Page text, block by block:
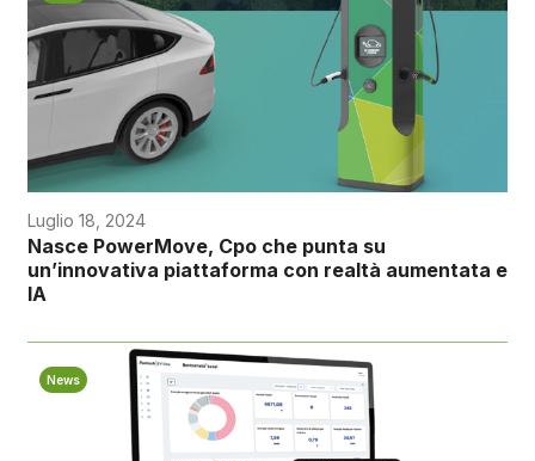
Luglio 18, 2024
Nasce PowerMove, Cpo che punta su
un’innovativa piattaforma con realtà aumentata e
IA
News